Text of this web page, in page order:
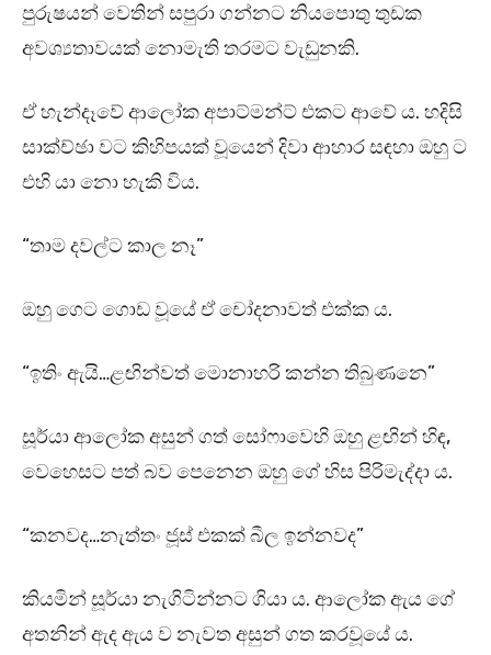
පුරුෂයන් වෙතින් සපුරා ගන්නට නියපොතු තුඩක
අවශ්‍යතාවයක් නොමැති තරමට වැඩුනකි.
ඒ හැන්දෑවේ ආලෝක අපාට්මන්ට් එකට ආවේ ය. හදිසි
සාක්ච්ඡා වට කිහිපයක් වූයෙන් දිවා ආහාර සඳහා ඔහු ට
එහි යා නො හැකි විය.
“තාම දවල්ට කාල නෑ”
ඔහු ගෙට ගොඩ වූයේ ඒ චෝදනාවත් එක්ක ය.
“ඉතිං ඇයි…ළඟින්වත් මොනාහරි කන්න තිබුණනෙ”
සූර්යා ආලෝක අසුන් ගත් සෝෆාවෙහි ඔහු ළඟින් හිඳ,
වෙහෙසට පත් බව පෙනෙන ඔහු ගේ හිස පිරිමැද්දා ය.
“කනවද…නැත්තං ජූස් එකක් බීල ඉන්නවද”
කියමින් සූර්යා නැගිටින්නට ගියා ය. ආලෝක ඇය ගේ
අතනින් ඇද ඇය ව නැවත අසුන් ගත කරවූයේ ය.